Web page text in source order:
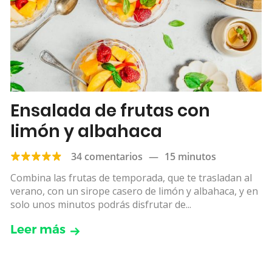
Ensalada de frutas con
limón y albahaca
34 comentarios — 15 minutos
Combina las frutas de temporada, que te trasladan al
verano, con un sirope casero de limón y albahaca, y en
solo unos minutos podrás disfrutar de...
Leer más